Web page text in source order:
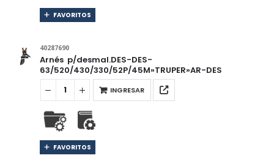
FAVORITOS
40287690
Arnés p/desmal.DES-DES-
63/520/430/330/52P/45M»TRUPER»AR-DES
INGRESAR
FAVORITOS